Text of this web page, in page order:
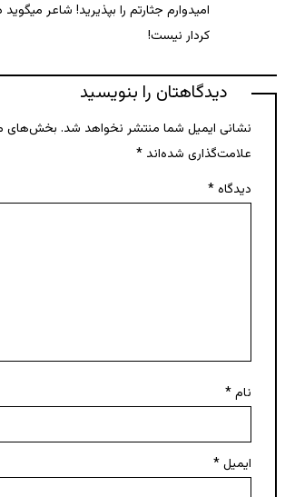
امیدوارم جثارتم را بپذیرید! شاعر
کردار نیست!
دیدگاهتان را بنویسید
نشانی ایمیل شما منتشر نخواهد شد. بخش‌های
علامت‌گذاری شده‌اند *
دیدگاه*
نام*
ایمیل*